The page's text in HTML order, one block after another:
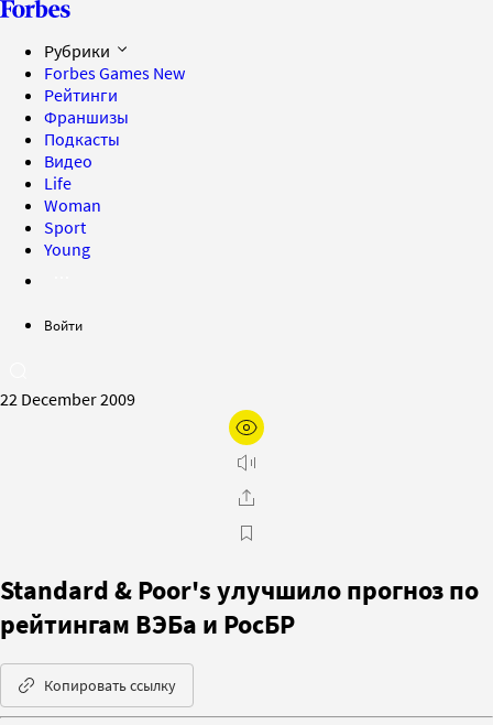
Рубрики
Forbes Games New
Рейтинги
Франшизы
Подкасты
Видео
Life
Woman
Sport
Young
Войти
22 December 2009
Standard & Poor's улучшило прогноз по
рейтингам ВЭБа и РосБР
Копировать ссылку